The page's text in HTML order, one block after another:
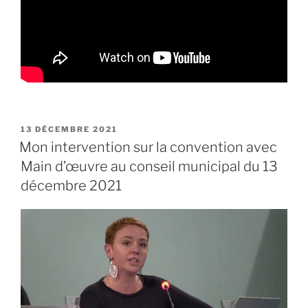
PUBLIÉ
LE
13 DÉCEMBRE 2021
Mon intervention sur la convention avec
Main d’œuvre au conseil municipal du 13
décembre 2021